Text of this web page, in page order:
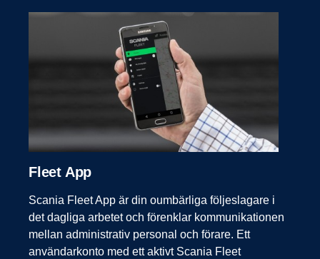
Fleet App
Scania Fleet App är din oumbärliga följeslagare i
det dagliga arbetet och förenklar kommunikationen
mellan administrativ personal och förare. Ett
användarkonto med ett aktivt Scania Fleet